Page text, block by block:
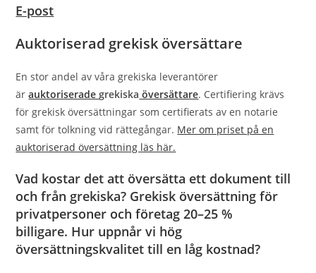
E-post
Auktoriserad grekisk översättare
En stor andel av våra grekiska leverantörer
ärauktoriseradegrekiska översättare. Certifiering krävs
för grekisk översättningar som certifierats av en notarie
samt för tolkning vid rättegångar. Mer om priset på en
auktoriserad översättning läs här.
Vad kostar det att översätta ett dokument till
och från grekiska? Grekisk översättning för
privatpersoner och företag 20–25 %
billigare. Hur uppnår vi hög
översättningskvalitet till en låg kostnad?